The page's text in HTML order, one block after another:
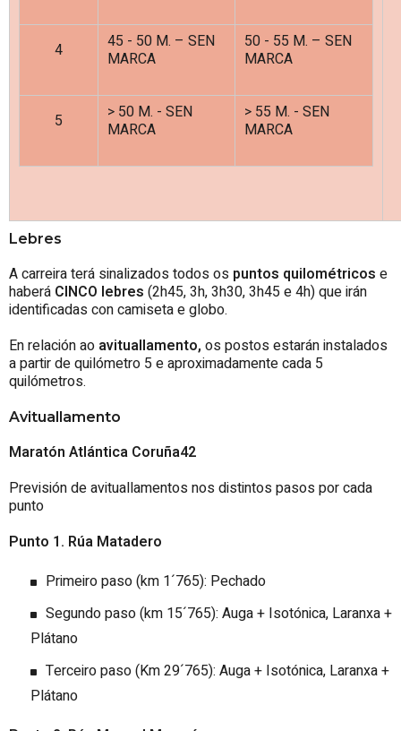
4
45 - 50 M. – SEN
MARCA
50 - 55 M. – SEN
MARCA
5
> 50 M. - SEN
MARCA
> 55 M. - SEN
MARCA
Lebres
A carreira terá sinalizados todos os puntos quilométricos e
haberá CINCO lebres (2h45, 3h, 3h30, 3h45 e 4h) que irán
identificadas con camiseta e globo.
En relación ao avituallamento, os postos estarán instalados
a partir de quilómetro 5 e aproximadamente cada 5
quilómetros.
Avituallamento
Maratón Atlántica Coruña42
Previsión de avituallamentos nos distintos pasos por cada
punto
Punto 1. Rúa Matadero
Primeiro paso (km 1´765): Pechado
Segundo paso (km 15´765): Auga + Isotónica, Laranxa +
Plátano
Terceiro paso (Km 29´765): Auga + Isotónica, Laranxa +
Plátano